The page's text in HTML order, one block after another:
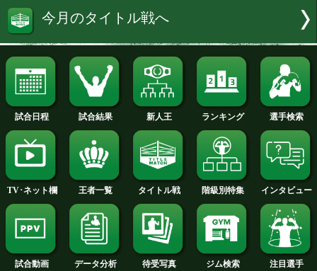
イ)vs挑戦者・亀田大毅(亀田)」が開催
続きを読む
試合速報・予想結果へ
今月のタイトル戦へ